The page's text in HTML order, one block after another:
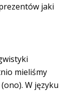
jaki
mieliśmy
(ono). W języku